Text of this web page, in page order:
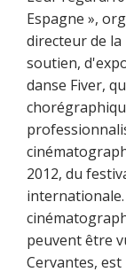
Espagne »,
directeur de
soutien,
danse Fiver,
2012, du
internationale.
peuvent être
Cervantes,